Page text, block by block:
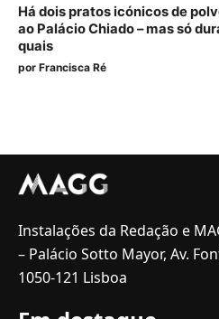
Há dois pratos icónicos de
ao Palácio Chiado – mas só
quais
por Francisca Ré
Instalações da Redação e
– Palácio Sotto Mayor, Av.
1050-121 Lisboa